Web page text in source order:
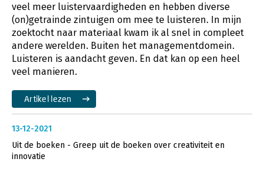
veel meer luistervaardigheden en hebben diverse
(on)getrainde zintuigen om mee te luisteren. In mijn
zoektocht naar materiaal kwam ik al snel in compleet
andere werelden. Buiten het managementdomein.
Luisteren is aandacht geven. En dat kan op een heel
veel manieren.
Artikel lezen
13-12-2021
Uit de boeken - Greep uit de boeken over creativiteit en
innovatie